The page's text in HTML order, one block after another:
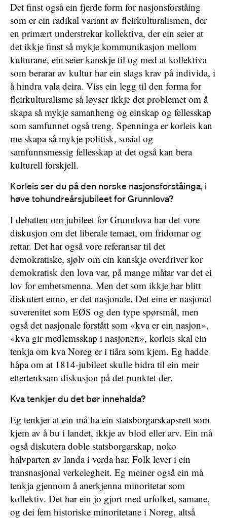
Det finst også ein fjerde form for nasjonsforståing
som er ein radikal variant av fleirkulturalismen, der
en primært understrekar kollektiva, der ein seier at
det ikkje finst så mykje kommunikasjon mellom
kulturane, ein seier kanskje til og med at kollektiva
som berarar av kultur har ein slags krav på individa, i
å hindra vala deira. Viss ein legg til den forma for
fleirkulturalisme så løyser ikkje det problemet om å
skapa så mykje samanheng og einskap og fellesskap
som samfunnet også treng. Spenninga er korleis kan
me skapa så mykje politisk, sosial og
samfunnsmessig fellesskap at det også kan bera
kulturell forskjell.
Korleis ser du på den norske nasjonsforståinga, i
høve tohundreårsjubileet for Grunnlova?
I debatten om jubileet for Grunnlova har det vore
diskusjon om det liberale temaet, om fridomar og
rettar. Det har også vore referansar til det
demokratiske, sjølv om ein kanskje overdriver kor
demokratisk den lova var, på mange måtar var det ei
lov for embetsmenna. Men det som ikkje har blitt
diskutert enno, er det nasjonale. Det eine er nasjonal
suverenitet som EØS og den type spørsmål, men
også det nasjonale forstått som «kva er ein nasjon»,
«kva gir medlemsskap i nasjonen», korleis skal ein
tenkja om kva Noreg er i tiåra som kjem. Eg hadde
håpa om at 1814-jubileet skulle bidra til ein meir
ettertenksam diskusjon på det punktet der.
Kva tenkjer du det bør innehalda?
Eg tenkjer at ein må ha ein statsborgarskapsrett som
kjem av å bu i landet, ikkje av blod eller arv. Ein må
også diskutera doble statsborgarskap, noko
halvparten av landa i verda har. Folk lever i ein
transnasjonal verkelegheit. Eg meiner også ein må
tenkja gjennom å anerkjenna minoritetar som
kollektiv. Det har ein jo gjort med urfolket, samane,
og dei fem historiske minoritetane i Noreg, altså